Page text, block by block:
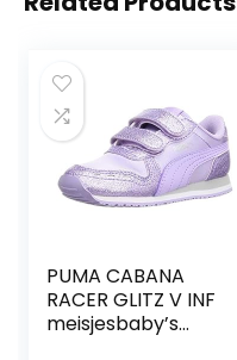
PUMA CABANA
RACER GLITZ V INF
meisjesbaby’s